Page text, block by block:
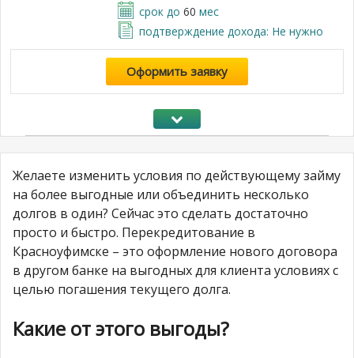
срок до 60 мес
подтверждение дохода: Не нужно
Оформить заявку
Желаете изменить условия по действующему займу
на более выгодные или объединить несколько
долгов в один? Сейчас это сделать достаточно
просто и быстро. Перекредитование в
Красноуфимске – это оформление нового договора
в другом банке на выгодных для клиента условиях с
целью погашения текущего долга.
Какие от этого выгоды?